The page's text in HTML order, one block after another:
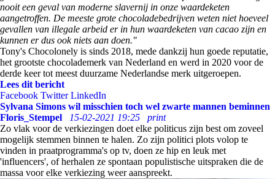
nooit een geval van moderne slavernij in onze waardeketen
aangetroffen. De meeste grote chocoladebedrijven weten niet hoeveel
gevallen van illegale arbeid er in hun waardeketen van cacao zijn en
kunnen er dus ook niets aan doen."
Tony's Chocolonely is sinds 2018, mede dankzij hun goede reputatie,
het grootste chocolademerk van Nederland en werd in 2020 voor de
derde keer tot meest duurzame Nederlandse merk uitgeroepen.
Lees dit bericht
Facebook Twitter LinkedIn
Sylvana Simons wil misschien toch wel zwarte mannen beminnen
Floris_Stempel
15-02-2021 19:25
print
Zo vlak voor de verkiezingen doet elke politicus zijn best om zoveel
mogelijk stemmen binnen te halen. Zo zijn politici plots volop te
vinden in praatprogramma's op tv, doen ze hip en leuk met
'influencers', of herhalen ze spontaan populistische uitspraken die de
massa voor elke verkiezing weer aanspreekt.